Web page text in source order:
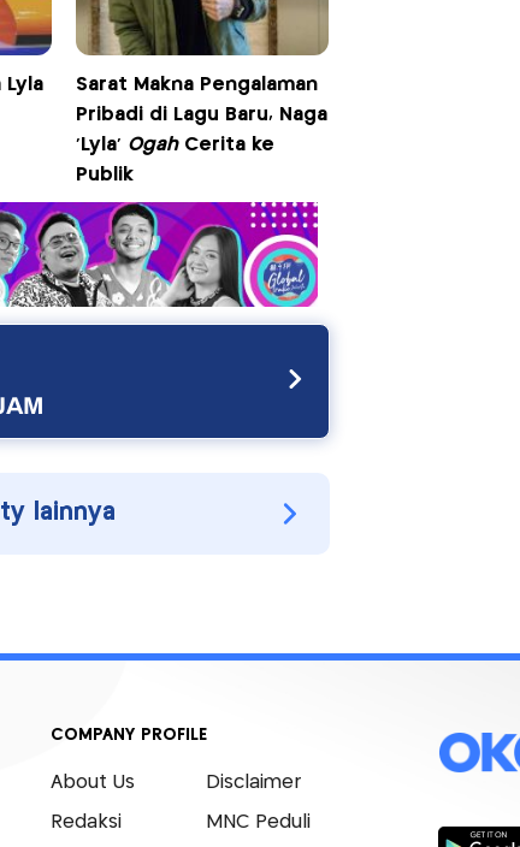
Lyla
Sarat Makna Pengalaman
Pribadi di Lagu Baru, Naga
'Lyla' OgahCerita ke
Publik
lainnya
COMPANY PROFILE
About Us
Redaksi
Disclaimer
MNC Peduli